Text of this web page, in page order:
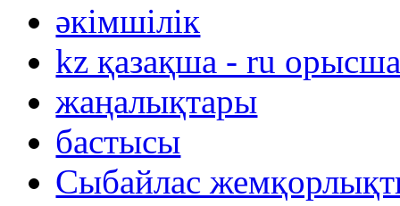
әкімшілік
kz қазақша - ru
жаңалықтары
бастысы
Сыбайлас